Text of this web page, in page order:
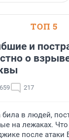
ТОП 5
и
о
217
била в людей,
на лежаках.
после